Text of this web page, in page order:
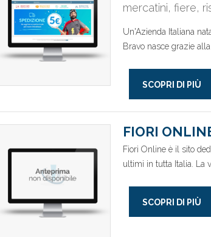
mercatini, fiere,
Un'Azienda Italiana
Bravo nasce grazie
SCOPRI DI PIÙ
FIORI
Fiori Online è il sito
ultimi in tutta Italia. La
SCOPRI DI PIÙ